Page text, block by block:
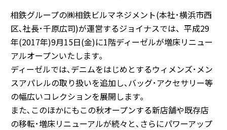
相鉄グループの㈱相鉄ビルマネジメント(本社･横浜市西
区､社長･千原広司)が運営するジョイナスでは、平成29
年(2017年)9月15日(金)に1階ディーゼルが増床リニュー
アルオープンいたします｡
ディーゼルでは､デニムをはじめとするウィメンズ･メン
スアパレルの取り扱いを追加し､バッグ･アクセサリー等
の幅広いコレクションを展開します｡
また､このほかにもこの秋オープンする新店舗や既存店
の移転･増床リニューアルが続々と､さらにパワーアップ